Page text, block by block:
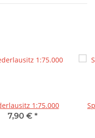
1:75.000
7,90 € *